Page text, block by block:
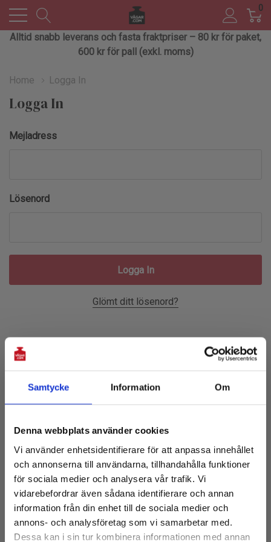
Samtycke Information Om
Denna webbplats använder cookies
Vi använder enhetsidentifierare för att anpassa innehållet
och annonserna till användarna, tillhandahålla funktioner
för sociala medier och analysera vår trafik. Vi
vidarebefordrar även sådana identifierare och annan
information från din enhet till de sociala medier och
annons- och analysföretag som vi samarbetar med.
Dessa kan i sin tur kombinera informationen med annan
0
Alltid snabb leverans och fasta fraktpriser – 80 kr för paket,
600 kr för pall (exkl. moms)
Home Logga In
Logga In
Mejladress
Lösenord
Glömt ditt lösenord?
Skapa ett konto hos oss och du kommer att kunna:
Spara flera leveransadresser
Tillgå din orderhistorik
Spåra nya beställningar
Spara artiklar i din önskelista
Få 10% rabatt på första köpet
och tillgång till de senaste nyheterna
E-
post: